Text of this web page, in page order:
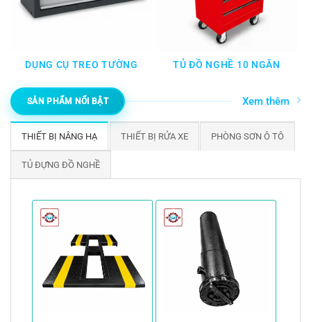
DỤNG CỤ TREO TƯỜNG TỦ ĐỒ NGHỀ 10 NGĂN
SẢN PHẨM NỔI BẬT Xem thêm
THIẾT BỊ NÂNG HẠ THIẾT BỊ RỬA XE PHÒNG SƠN Ô TÔ
TỦ ĐỰNG ĐỒ NGHỀ